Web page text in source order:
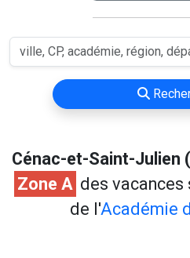
Cénac-et-Saint-Julien
Zone A des
de l'Académie